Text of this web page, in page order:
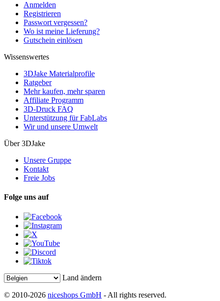
Anmelden
Registrieren
Passwort vergessen?
Wo ist meine Lieferung?
Gutschein einlösen
Wissenswertes
3DJake Materialprofile
Ratgeber
Mehr kaufen, mehr sparen
Affiliate Programm
3D-Druck FAQ
Unterstützung für FabLabs
Wir und unsere Umwelt
Über 3DJake
Unsere Gruppe
Kontakt
Freie Jobs
Folge uns auf
Land ändern
© 2010-2026 niceshops GmbH - All rights reserved.